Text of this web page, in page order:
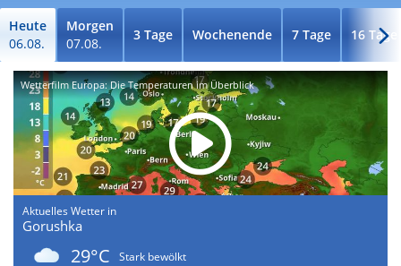
Heute
06.08.
Morgen
07.08.
3 Tage Wochenende 7 Tage 16 Tage
Wetterfilm Europa: Die Temperaturen im Überblick
Aktuelles Wetter in
Gorushka
29°C
Stark bewölkt